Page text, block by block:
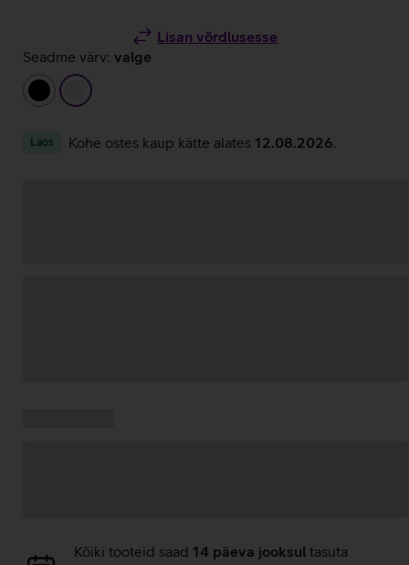
Lisan võrdlusesse
Seadme värv: valge
must
valge
Laos Kohe ostes kaup kätte alates 12.08.2026
AndmeteKõiki tooteid saad 14 päeva jooksul tasuta